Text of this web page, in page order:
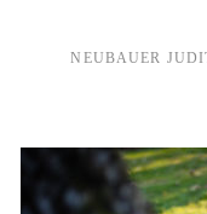
NEUBAUER